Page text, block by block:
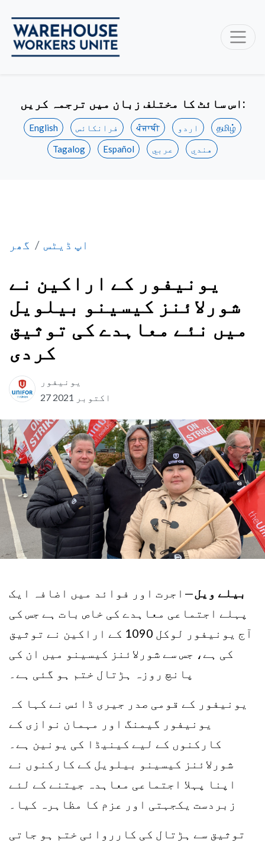
اس سائٹ کا مختلف زبان میں ترجمہ کریں:
English فرانکائس ਪੰਜਾਬੀ اردو
தமிழ்
Tagalog
Español عربي هندي
گھر اپ ڈیٹس
بیلویل میں نئے معاہدے کی توثیق کردی
یونیفور کے اراکین نے
شورلائنز کیسینو بیلویل
میں نئے معاہدے کی توثیق
کردی
یونیفور
27 اکتوبر 2021
بیلے ویل—اجرت اور فوائد میں اضافہ ایک
پہلے اجتماعی معاہدے کی خاص بات ہے جس کی
آج یونیفور لوکل 1090 کے اراکین نے توثیق
کی ہے، جس سے شورلائنز کیسینو میں ان کی
پانچ روزہ ہڑتال ختم ہو گئی ہے۔
یونیفور کے قومی صدر جیری ڈائس نے کہا کہ
یونیفور گیمنگ اور مہمان نوازی کے
کارکنوں کے لیے کینیڈا کی یونین ہے۔
شورلائنز کیسینو بیلویل کے کارکنوں نے
اپنا پہلا اجتماعی معاہدہ جیتنے کے لئے
زبردست یکجہتی اور عزم کا مظاہرہ کیا۔
توثیق سے ہڑتال کی کارروائی ختم ہو جاتی